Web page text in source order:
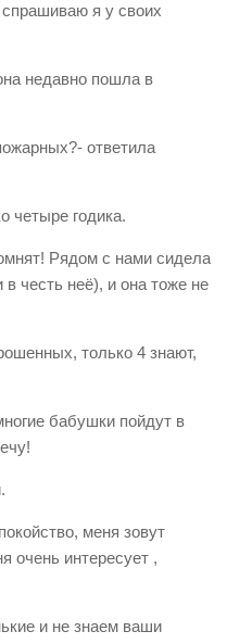
я у своих
недавно пошла в
ответила
четыре годика.
Рядом с нами сидела
честь неё), и она тоже не
только 4 знают,
бабушки пойдут в
меня зовут
очень интересует ,
и не знаем ваши